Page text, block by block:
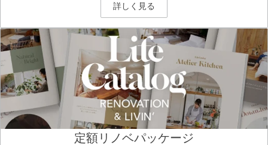
詳しく見る
定額リノベパッケージ